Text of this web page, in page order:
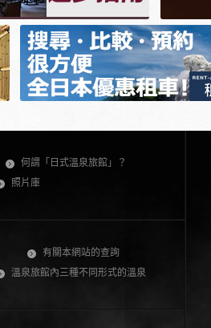
何謂「日式溫泉旅館」？
照片庫
有關本網站的查詢
溫泉旅館內三種不同形式的溫泉